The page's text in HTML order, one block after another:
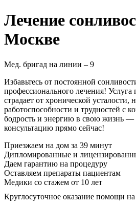
Лечение
Москве
Мед. бригад на линии – 9
Избавьтесь от постоянной
профессионального лечения! Услуга
страдает от хронической усталости,
работоспособности и трудностей с
бодрость и энергию в свою жизнь —
консультацию прямо сейчас!
Приезжаем на дом за 39 минут
Дипломированные и
Даем гарантию на процедуру
Оставляем препараты пациентам
Медики со стажем от 10 лет
Круглосуточное оказание помощи